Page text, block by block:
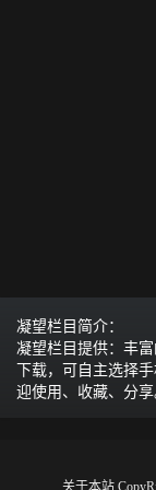
凝望栏目简介：
凝望栏目提供：丰
下载，可自主选择
迎使用、收藏、分享